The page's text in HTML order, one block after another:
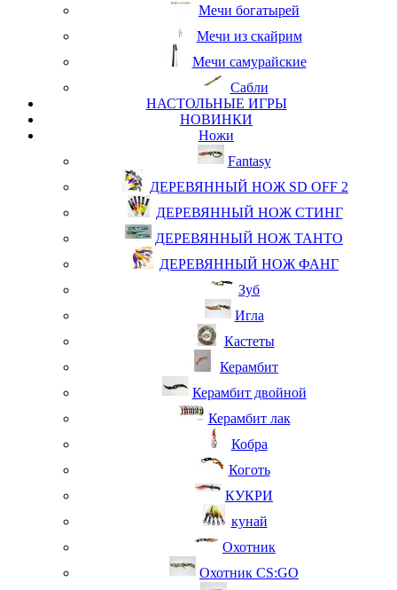
Мечи богатырей
Мечи из скайрим
Мечи самурайские
Сабли
НАСТОЛЬНЫЕ ИГРЫ
НОВИНКИ
Ножи
Fantasy
ДЕРЕВЯННЫЙ НОЖ SD OFF 2
ДЕРЕВЯННЫЙ НОЖ СТИНГ
ДЕРЕВЯННЫЙ НОЖ ТАНТО
ДЕРЕВЯННЫЙ НОЖ ФАНГ
Зуб
Игла
Кастеты
Керамбит
Керамбит двойной
Керамбит лак
Кобра
Коготь
КУКРИ
кунай
Охотник
Охотник CS:GO